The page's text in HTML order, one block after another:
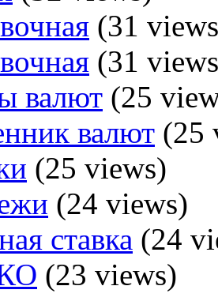
(31
(31
валют (25
валют (25
(25 views)
(24 views)
ставка (24
(23 views)